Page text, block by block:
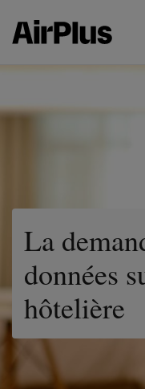
La
données
hôtelière